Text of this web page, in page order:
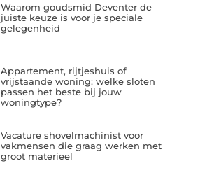
Waarom goudsmid Deventer de
juiste keuze is voor je speciale
gelegenheid
Appartement, rijtjeshuis of
vrijstaande woning: welke sloten
passen het beste bij jouw
woningtype?
Vacature shovelmachinist voor
vakmensen die graag werken met
groot materieel